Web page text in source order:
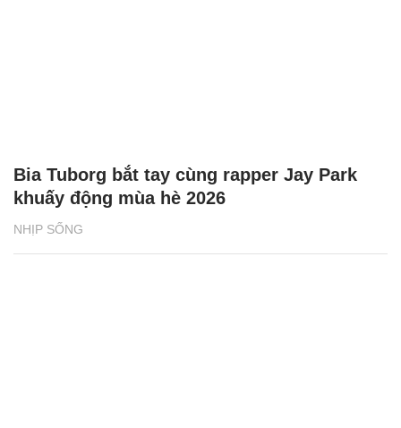
NHỊP SỐNG
Bia Tuborg bắt tay cùng rapper Jay Park
khuấy động mùa hè 2026